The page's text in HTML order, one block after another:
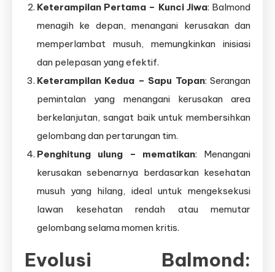
Keterampilan Pertama – Kunci Jiwa: Balmond
menagih ke depan, menangani kerusakan dan
memperlambat musuh, memungkinkan inisiasi
dan pelepasan yang efektif.
Keterampilan Kedua – Sapu Topan: Serangan
pemintalan yang menangani kerusakan area
berkelanjutan, sangat baik untuk membersihkan
gelombang dan pertarungan tim.
Penghitung ulung – mematikan: Menangani
kerusakan sebenarnya berdasarkan kesehatan
musuh yang hilang, ideal untuk mengeksekusi
lawan kesehatan rendah atau memutar
gelombang selama momen kritis.
Evolusi Balmond: